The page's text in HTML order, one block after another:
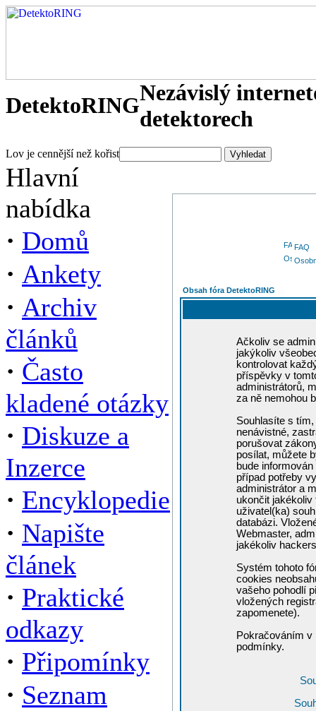
DetektoRINGNezávislý
detektorech
Lov je cennější než kořist
Hlavní
nabídka
· Domů
· Ankety
· Archiv
článků
· Často
kladené otázky
· Diskuze a
Inzerce
· Encyklopedie
· Napište
článek
· Praktické
odkazy
· Připomínky
· Seznam
FAQ
Obsah fóra DetektoRING
Ačkoliv se
jakýkoliv
kontrolovat
příspěvky v
administrátorů,
za ně nemohou
Souhlasíte s
nenávistné,
porušovat
posílat, můžete
bude
případ potřeby
administrátor a
ukončit
uživatel(ka)
databázi.
Webmaster,
jakékoliv
Systém tohoto
cookies
vašeho pohodlí
vložených
zapomenete).
Pokračováním v
podmínky.